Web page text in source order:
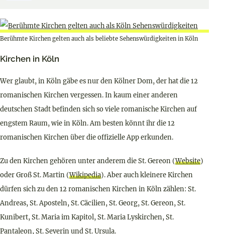
Berühmte Kirchen gelten auch als beliebte Sehenswürdigkeiten in Köln
Kirchen in Köln
Wer glaubt, in Köln gäbe es nur den Kölner Dom, der hat die 12
romanischen Kirchen vergessen. In kaum einer anderen
deutschen Stadt befinden sich so viele romanische Kirchen auf
engstem Raum, wie in Köln. Am besten könnt ihr die 12
romanischen Kirchen über die offizielle App erkunden.
Zu den Kirchen gehören unter anderem die St. Gereon (Website)
oder Groß St. Martin (Wikipedia). Aber auch kleinere Kirchen
dürfen sich zu den 12 romanischen Kirchen in Köln zählen: St.
Andreas, St. Aposteln, St. Cäcilien, St. Georg, St. Gereon, St.
Kunibert, St. Maria im Kapitol, St. Maria Lyskirchen, St.
Pantaleon, St. Severin und St. Ursula.